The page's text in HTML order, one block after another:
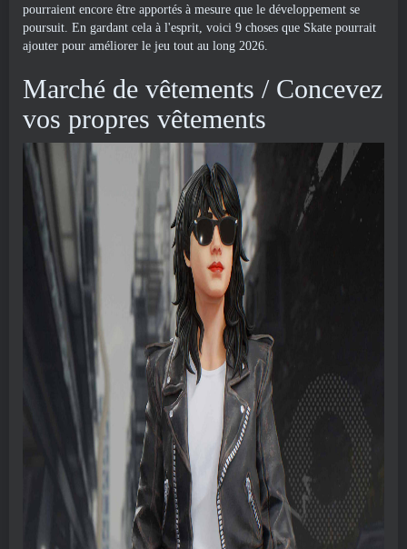
pourraient encore être apportés à mesure que le développement se
poursuit. En gardant cela à l'esprit, voici 9 choses que Skate pourrait
ajouter pour améliorer le jeu tout au long 2026.
Marché de vêtements / Concevez
vos propres vêtements